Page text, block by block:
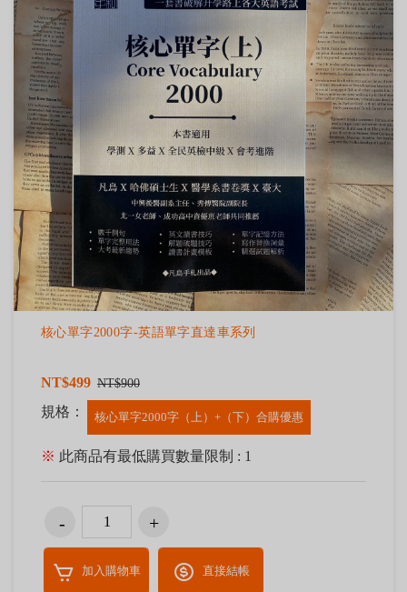
核心單字2000字-英語單字直達車系列
NT$499 NT$900
規格： 核心單字2000字（上）+（下）合購優惠
※ 此商品有最低購買數量限制 : 1
加入購物車 直接結帳